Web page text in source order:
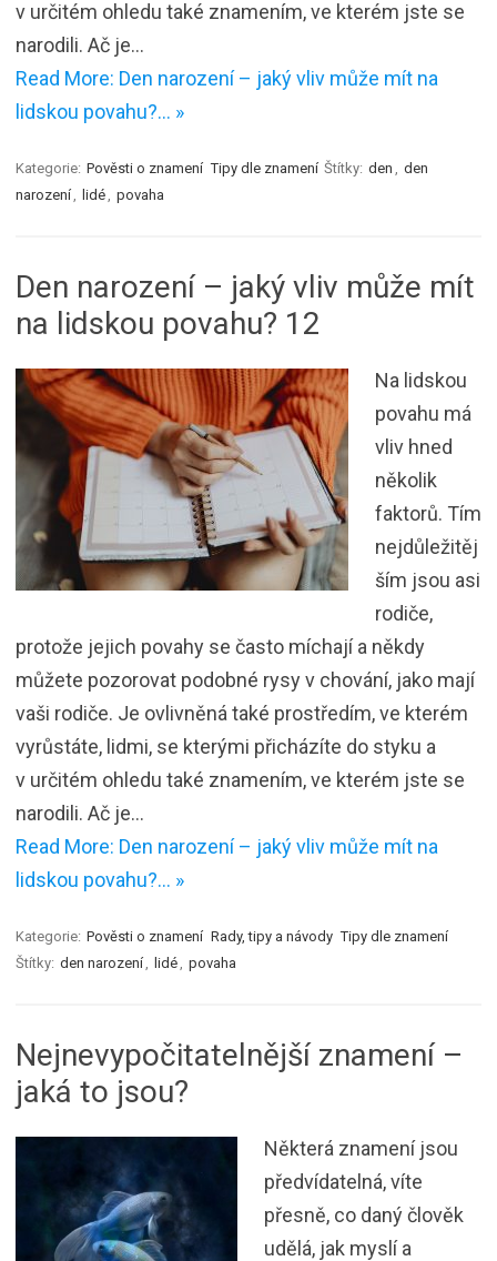
v určitém ohledu také znamením, ve kterém jste se
narodili. Ač je…
Read More: Den narození – jaký vliv může mít na
lidskou povahu?… »
Kategorie: Pověsti o znamení Tipy dle znamení Štítky: den
den
narození
lidé povaha
Den narození – jaký vliv může mít
na lidskou povahu? 12
Na lidskou
povahu má
vliv hned
několik
faktorů. Tím
nejdůležitěj
ším jsou asi
rodiče,
protože jejich povahy se často míchají a někdy
můžete pozorovat podobné rysy v chování, jako mají
vaši rodiče. Je ovlivněná také prostředím, ve kterém
vyrůstáte, lidmi, se kterými přicházíte do styku a
v určitém ohledu také znamením, ve kterém jste se
narodili. Ač je…
Read More: Den narození – jaký vliv může mít na
lidskou povahu?… »
Kategorie: Pověsti o znamení Rady, tipy a návody Tipy dle znamení
Štítky: den narození lidé povaha
Nejnevypočitatelnější znamení –
jaká to jsou?
Některá znamení jsou
předvídatelná, víte
přesně, co daný člověk
udělá, jak myslí a